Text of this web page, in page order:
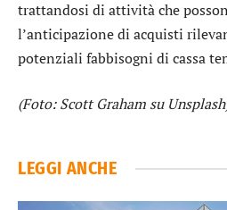
trattandosi di attività che
l’anticipazione di acquisti
potenziali fabbisogni di cassa
(Foto: Scott Graham su
LEGGI ANCHE